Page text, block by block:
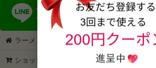
ご当地ラーメン1箱2食入
ご当地ラーメン1箱3食入
ラーメン通販・ラーメン通ドットコム
ショッピングカート